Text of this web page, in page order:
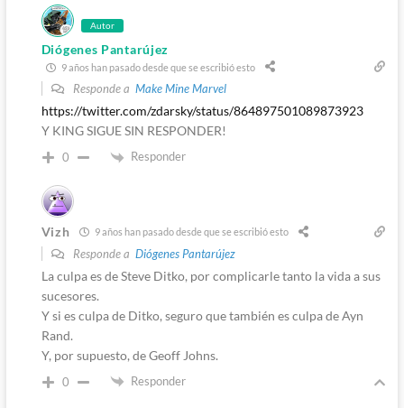
Autor
Diógenes Pantarújez
9 años han pasado desde que se escribió esto
Responde a Make Mine Marvel
https://twitter.com/zdarsky/status/864897501089873923
Y KING SIGUE SIN RESPONDER!
0 Responder
Vizh 9 años han pasado desde que se escribió esto
Responde a Diógenes Pantarújez
La culpa es de Steve Ditko, por complicarle tanto la vida a sus
sucesores.
Y si es culpa de Ditko, seguro que también es culpa de Ayn
Rand.
Y, por supuesto, de Geoff Johns.
0 Responder